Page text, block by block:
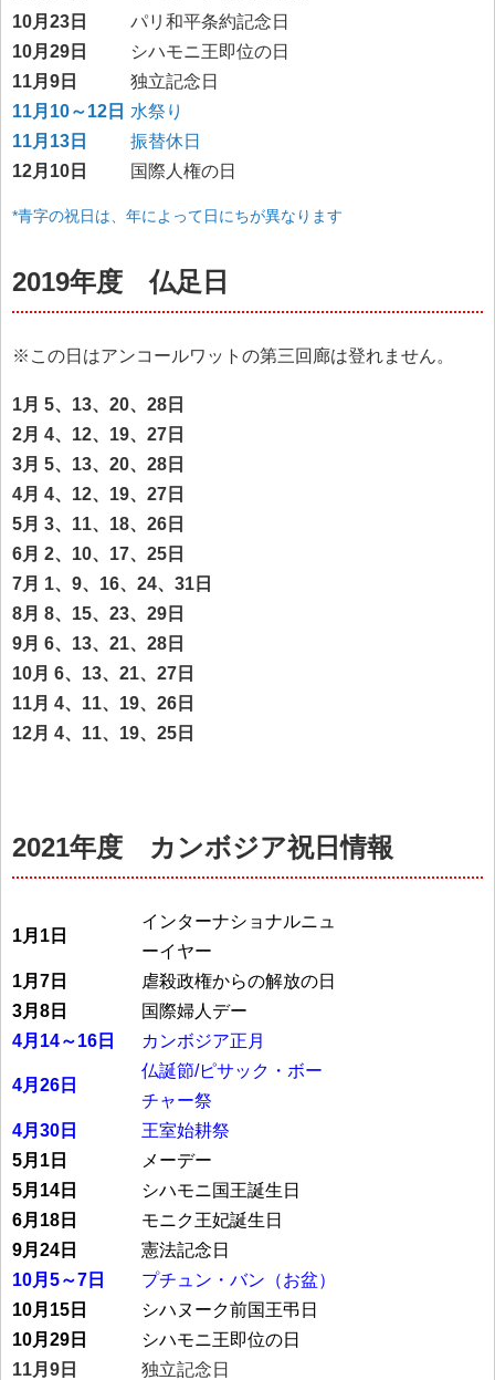
10月23日
パリ和平条約記念日
10月29日
シハモニ王即位の日
11月9日
独立記念日
11月10～12日 水祭り
11月13日
振替休日
12月10日
国際人権の日
*青字の祝日は、年によって日にちが異なります
2019年度 仏足日
※この日はアンコールワットの第三回廊は登れません。
1月 5、13、20、28日
2月 4、12、19、27日
3月 5、13、20、28日
4月 4、12、19、27日
5月 3、11、18、26日
6月 2、10、17、25日
7月 1、9、16、24、31日
8月 8、15、23、29日
9月 6、13、21、28日
10月 6、13、21、27日
11月 4、11、19、26日
12月 4、11、19、25日
2021年度 カンボジア祝日情報
1月1日
インターナショナルニュ
ーイヤー
1月7日
虐殺政権からの解放の日
3月8日
国際婦人デー
4月14～16日
カンボジア正月
4月26日
仏誕節/ピサック・ボー
チャー祭
4月30日
王室始耕祭
5月1日
メーデー
5月14日
シハモニ国王誕生日
6月18日
モニク王妃誕生日
9月24日
憲法記念日
10月5～7日
プチュン・バン（お盆）
10月15日
シハヌーク前国王弔日
10月29日
シハモニ王即位の日
11月9日
独立記念日